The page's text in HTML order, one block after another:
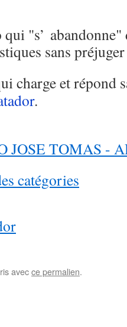
"s’ abandonne"
sans
charge et répond
.
JOSE TOMAS -
catégories
avecce permalien.